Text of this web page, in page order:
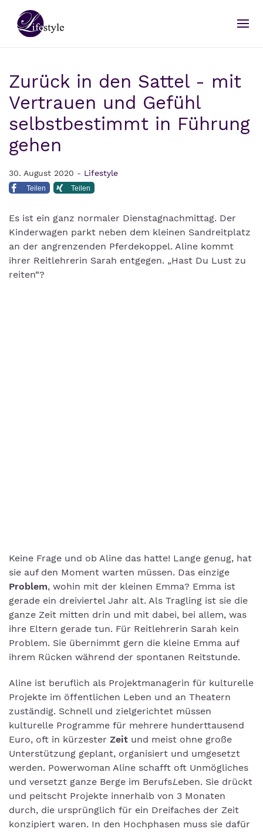
Zurück in den Sattel - mit
Vertrauen und Gefühl
selbstbestimmt in Führung
gehen
30. August 2020 - Lifestyle
Teilen Teilen
Es ist ein ganz normaler Dienstagnachmittag. Der
Kinderwagen parkt neben dem kleinen Sandreitplatz
an der angrenzenden Pferdekoppel. Aline kommt
ihrer Reitlehrerin Sarah entgegen. „Hast Du Lust zu
reiten“?
Keine Frage und ob Aline das hatte! Lange genug, hat
sie auf den Moment warten müssen. Das einzige
Problem, wohin mit der kleinen Emma? Emma ist
gerade ein dreiviertel Jahr alt. Als Tragling ist sie die
ganze Zeit mitten drin und mit dabei, bei allem, was
ihre Eltern gerade tun. Für Reitlehrerin Sarah kein
Problem. Sie übernimmt gern die kleine Emma auf
ihrem Rücken während der spontanen Reitstunde.
Aline ist beruflich als Projektmanagerin für kulturelle
Projekte im öffentlichen Leben und an Theatern
zuständig. Schnell und zielgerichtet müssen
kulturelle Programme für mehrere hunderttausend
Euro, oft in kürzester Zeit und meist ohne große
Unterstützung geplant, organisiert und umgesetzt
werden. Powerwoman Aline schafft oft Unmögliches
und versetzt ganze Berge im BerufsLeben. Sie drückt
und peitscht Projekte innerhalb von 3 Monaten
durch, die ursprünglich für ein Dreifaches der Zeit
konzipiert waren. In den Hochphasen muss sie dafür